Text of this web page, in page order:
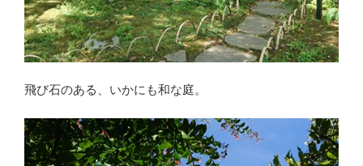
飛び石のある、いかにも和な庭。